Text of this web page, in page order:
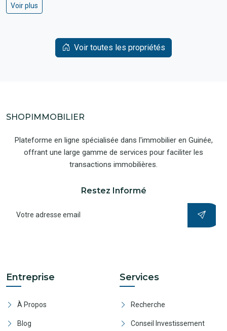
Voir plus
Voir toutes les propriétés
SHOPIMMOBILIER
Plateforme en ligne spécialisée dans l'immobilier en Guinée,
offrant une large gamme de services pour faciliter les
transactions immobilières.
Restez Informé
Entreprise
À Propos
Blog
Services
Recherche
Conseil Investissement